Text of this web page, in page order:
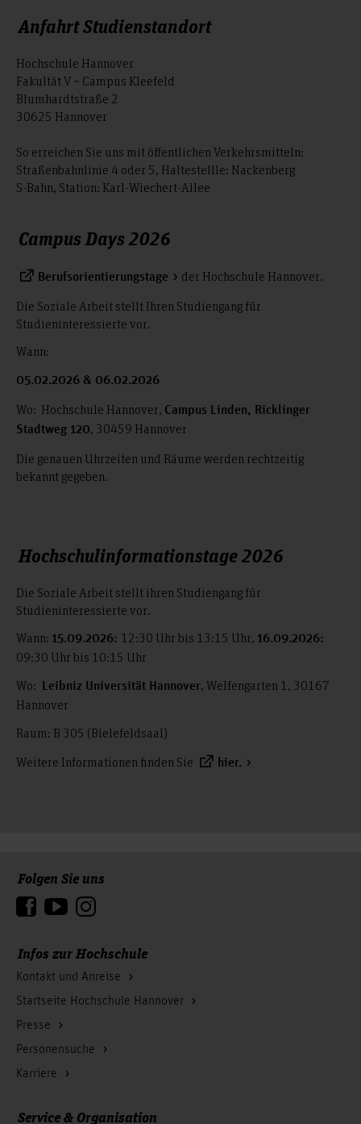
Sommersemester 2027:
kontinuierliche Veranstaltungen: Mo., 22.03.27–Mo.,
21.06.27
Keine kontinuierlichen Veranstaltungen finden statt am:
Mo., 29.03.2027 (Ostermontag)
Blockwoche: Mo., 24.05.2027–Fr., 28.05.2027
Bitte beachten Sie, dass im Zeitraum von 2 Wochen nach
Ende der kontinuierlichen Veranstaltungen Prüfungen
Anfahrt Studienstandort
Hochschule Hannover
Fakultät V ~ Campus Kleefeld
Blumhardtstraße 2
30625 Hannover
So erreichen Sie uns mit öffentlichen Verkehrsmitteln:
Straßenbahnlinie 4 oder 5, Haltestellle: Nackenberg
S-Bahn, Station: Karl-Wiechert-Allee
Campus Days 2026
Berufsorientierungstage
der Hochschule Hannover.
Die Soziale Arbeit stellt Ihren Studiengang für
Studieninteressierte vor.
Wann:
05.02.2026 & 06.02.2026
Wo: Hochschule Hannover, Campus Linden, Ricklinger
Stadtweg 120, 30459 Hannover
Die genauen Uhrzeiten und Räume werden rechtzeitig
bekannt gegeben.
Hochschulinformationstage 2026
Die Soziale Arbeit stellt ihren Studiengang für
Studieninteressierte vor.
Wann: 15.09.2026: 12:30 Uhr bis 13:15 Uhr, 16.09.2026:
09:30 Uhr bis 10:15 Uhr
Wo: Leibniz Universität Hannover, Welfengarten 1, 30167
Hannover
Raum: B 305 (Bielefeldsaal)
Weitere Informationen finden Sie
hier.
Infos zur Hochschule
Kontakt und Anreise
Startseite Hochschule Hannover
Presse
Personensuche
Karriere
Folgen Sie uns
Service & Organisation